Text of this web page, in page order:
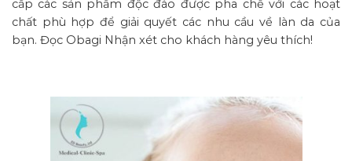
cấp các sản phẩm độc đáo được pha chế với các hoạt
chất phù hợp để giải quyết các nhu cầu về làn da của
bạn. Đọc Obagi Nhận xét cho khách hàng yêu thích!